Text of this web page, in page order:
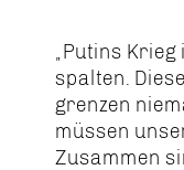
Putins Krieg
spalten.
grenzen
müssen
Zusammen